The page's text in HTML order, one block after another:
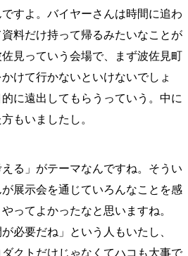
すよ。バイヤーさんは時間に追わ
料だけ持って帰るみたいなことが
見っていう会場で、まず波佐見町
けて行かないといけないでしょ
的に遠出してもらうっていう。中に
もいましたし。
える」がテーマなんですね。そうい
展示会を通じていろんなことを感
ってよかったなと思いますね。
必要だね」という人もいたし、
ダクトだけじゃなくてハコも大事で